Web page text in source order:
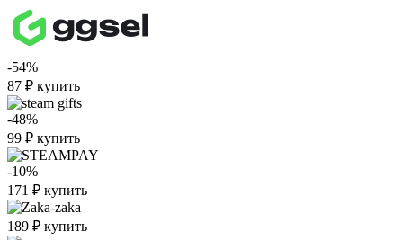
-54%
87 ₽ купить
-48%
99 ₽ купить
-10%
171 ₽ купить
189 ₽ купить